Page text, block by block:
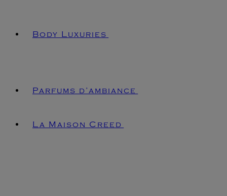
Body Luxuries
Parfums d’ambiance
La Maison Creed